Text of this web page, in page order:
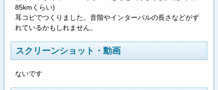
85kmくらい)
耳コピでつくりました。音階やインターバルの長さなどがず
れているかもしれません。
スクリーンショット・動画
ないです